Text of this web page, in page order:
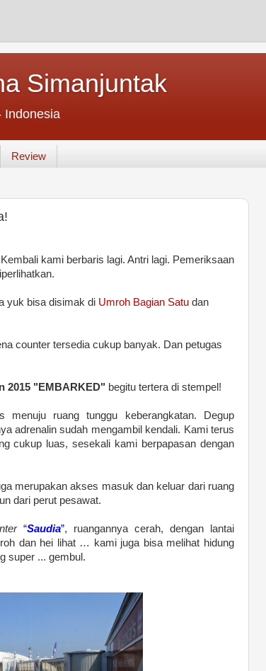
Simanjuntak
Indonesia
Review
kami berbaris lagi. Antri lagi. Pemeriksaan
yuk bisa disimak di Umroh Bagian Satu dan
counter tersedia cukup banyak. Dan petugas
2015 "EMBARKED" begitu tertera di stempel!
menuju ruang tunggu keberangkatan. Degup
adrenalin sudah mengambil kendali. Kami terus
cukup luas, sesekali kami berpapasan dengan
merupakan akses masuk dan keluar dari ruang
dari perut pesawat.
“Saudia”, ruangannya cerah, dengan lantai
dan hei lihat … kami juga bisa melihat hidung
super ... gembul.